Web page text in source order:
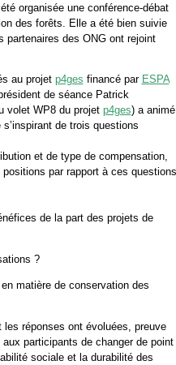
organisée une conférence-débat
des forêts. Elle a été bien suivie
partenaires des ONG ont rejoint
au projet p4ges financé par ESPA
de séance Patrick
volet WP8 du projet p4ges) a animé
de trois questions
et de type de compensation,
par rapport à ces questions
de la part des projets de
?
matière de conservation des
les réponses ont évoluées, preuve
participants de changer de point
sociale et la durabilité des